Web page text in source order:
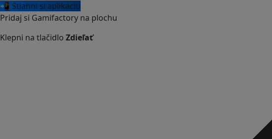
📲 Stiahni si aplikáciu
Pridaj si Gamifactory na plochu
Klepni na tlačidlo Zdieľať